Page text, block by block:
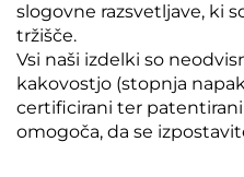
slogovne razsvetljave, ki
tržišče.
Vsi naši izdelki so
kakovostjo (stopnja
certificirani ter patentirani
omogoča, da se